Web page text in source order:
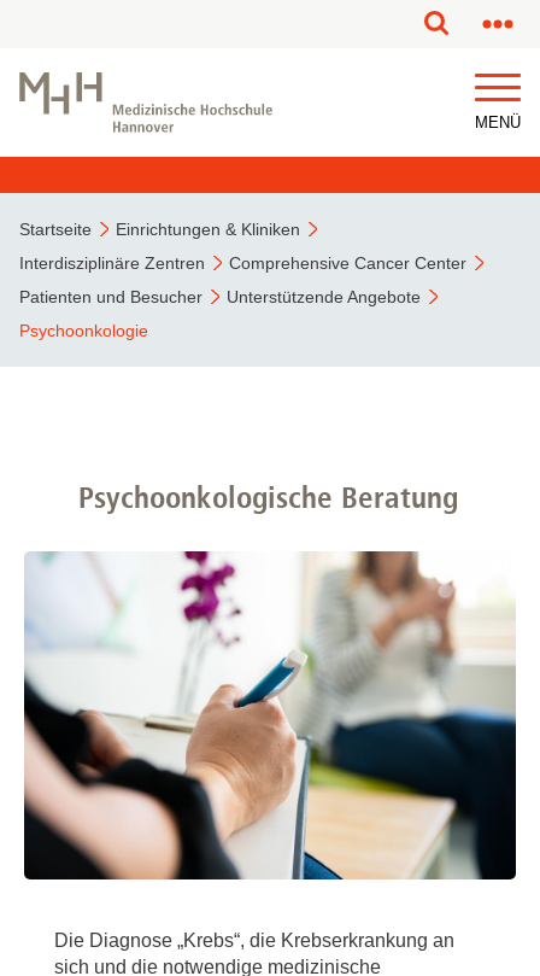
MENÜ
Startseite
Einrichtungen & Kliniken
Interdisziplinäre Zentren
Comprehensive Cancer Center
Patienten und Besucher
Unterstützende Angebote
Psychoonkologie
Psychoonkologische Beratung
Die Diagnose „Krebs“, die Krebserkrankung an
sich und die notwendige medizinische